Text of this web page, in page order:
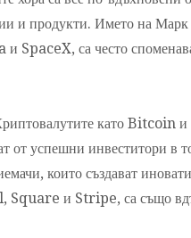
и продукти. Името на
SpaceX, са често
като Bitcoin
от успешни инвеститори в
които създават
Square и Stripe, са също